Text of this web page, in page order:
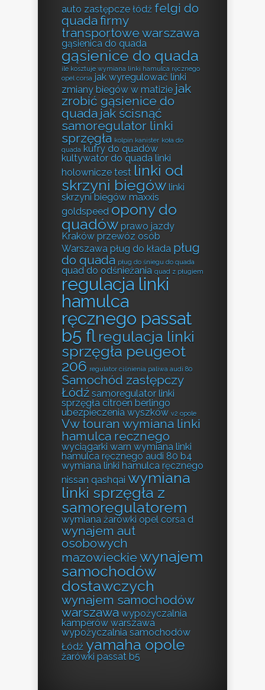
auto zastępcze łódź felgi do
quada firmy
transportowe warszawa
gąsienica do quada
gąsienice do quada
ile kosztuje wymiana linki hamulca ręcznego
opel corsa jak wyregulować linki
zmiany biegów w matizie jak
zrobić gąsienice do
quada jak ścisnąć
samoregulator linki
sprzęgła kolpin kanister koła do
quada kufry do quadów
kultywator do quada linki
holownicze test linki od
skrzyni biegów linki
skrzyni biegów maxxis
goldspeed opony do
quadów prawo jazdy
Kraków przewóz osób
Warszawa pług do kłada pług
do quada pług do śniegu do quada
quad do odśnieżania quad z pługiem
regulacja linki
hamulca
ręcznego passat
b5 fl regulacja linki
sprzęgła peugeot
206 regulator ciśnienia paliwa audi 80
Samochód zastępczy
Łódź samoregulator linki
sprzęgła citroen berlingo
ubezpieczenia wyszków v2 opole
Vw touran wymiana linki
hamulca recznego
wyciągarki warn wymiana linki
hamulca ręcznego audi 80 b4
wymiana linki hamulca ręcznego
nissan qashqai wymiana
linki sprzęgła z
samoregulatorem
wymiana żarówki opel corsa d
wynajem aut
osobowych
mazowieckie wynajem
samochodów
dostawczych
wynajem samochodów
warszawa wypożyczalnia
kamperów warszawa
wypożyczalnia samochodów
Łódź yamaha opole
żarówki passat b5